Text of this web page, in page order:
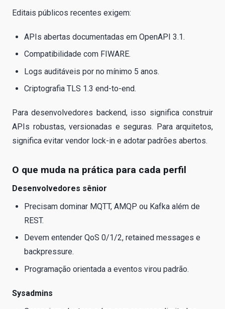
Editais públicos recentes exigem:
APIs abertas documentadas em OpenAPI 3.1.
Compatibilidade com FIWARE.
Logs auditáveis por no mínimo 5 anos.
Criptografia TLS 1.3 end-to-end.
Para desenvolvedores backend, isso significa construir
APIs robustas, versionadas e seguras. Para arquitetos,
significa evitar vendor lock-in e adotar padrões abertos.
O que muda na prática para cada perfil
Desenvolvedores sênior
Precisam dominar MQTT, AMQP ou Kafka além de
REST.
Devem entender QoS 0/1/2, retained messages e
backpressure.
Programação orientada a eventos virou padrão.
Sysadmins